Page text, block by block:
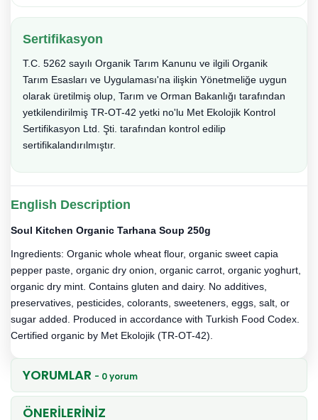
Sertifikasyon
T.C. 5262 sayılı Organik Tarım Kanunu ve ilgili Organik
Tarım Esasları ve Uygulaması'na ilişkin Yönetmeliğe uygun
olarak üretilmiş olup, Tarım ve Orman Bakanlığı tarafından
yetkilendirilmiş TR-OT-42 yetki no'lu Met Ekolojik Kontrol
Sertifikasyon Ltd. Şti. tarafından kontrol edilip
sertifikalandırılmıştır.
English Description
Soul Kitchen Organic Tarhana Soup 250g
Ingredients: Organic whole wheat flour, organic sweet capia
pepper paste, organic dry onion, organic carrot, organic yoghurt,
organic dry mint. Contains gluten and dairy. No additives,
preservatives, pesticides, colorants, sweeteners, eggs, salt, or
sugar added. Produced in accordance with Turkish Food Codex.
Certified organic by Met Ekolojik (TR-OT-42).
YORUMLAR - 0 yorum
ÖNERİLERİNİZ